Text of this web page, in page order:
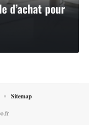
d’achat pour
Sitemap